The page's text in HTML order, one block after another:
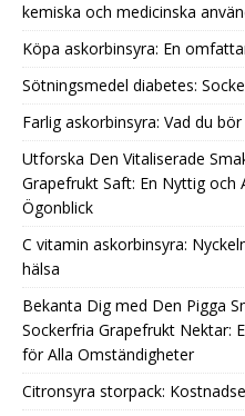
kemiska och medicinska
Köpa askorbinsyra: En
Sötningsmedel diabetes:
Farlig askorbinsyra: Vad du
Utforska Den Vitaliserade
Grapefrukt Saft: En Nyttig och
Ögonblick
C vitamin askorbinsyra:
hälsa
Bekanta Dig med Den Pigga
Sockerfria Grapefrukt Nektar:
för Alla Omständigheter
Citronsyra storpack: